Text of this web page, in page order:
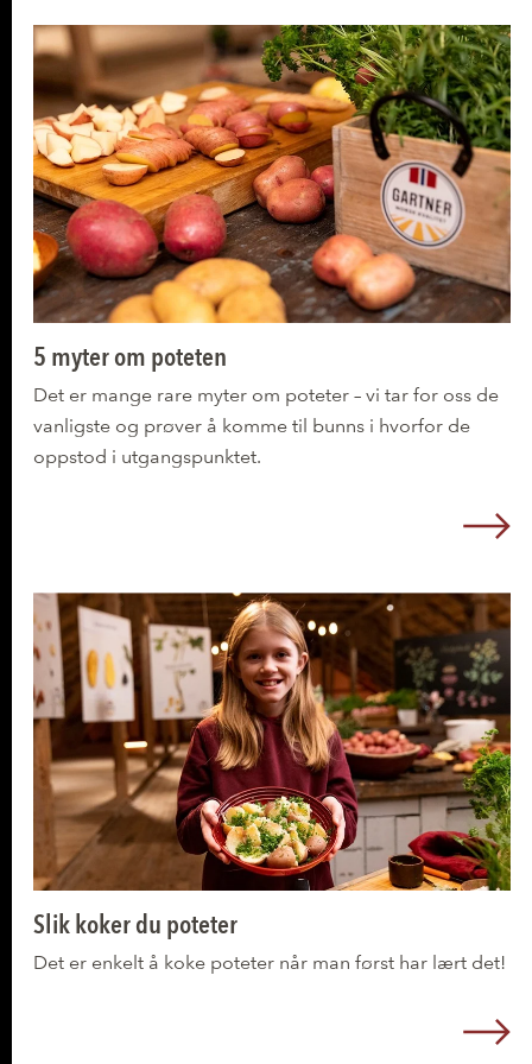
5 myter om poteten
Det er mange rare myter om poteter – vi tar for oss de
vanligste og prøver å komme til bunns i hvorfor de
oppstod i utgangspunktet.
Lær mer om potet!
Slik koker du poteter
Det er enkelt å koke poteter når man først har lært det!